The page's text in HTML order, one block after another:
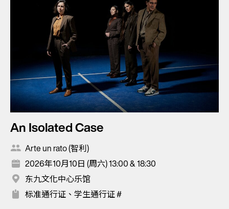
An Isolated Case
Arte un rato (智利)
2026年10月10日 (周六) 13:00 & 18:30
东九文化中心乐馆
标准通行证、学生通行证 #